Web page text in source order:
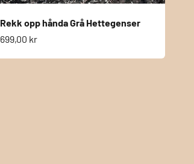
Rekk opp hånda Grå Hettegenser
Salgspris
699,00 kr